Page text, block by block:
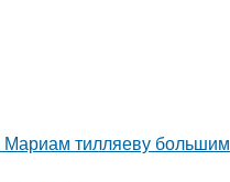
тилляеву большим